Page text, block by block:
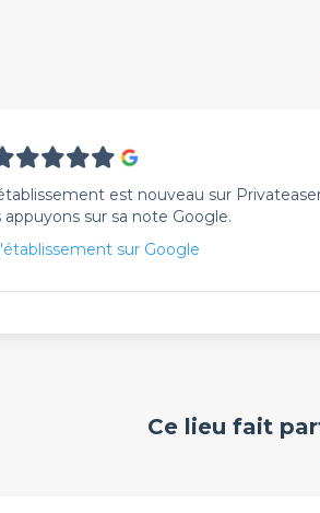
est nouveau sur
appuyons sur sa note Google.
sur Google
Ce lieu fait